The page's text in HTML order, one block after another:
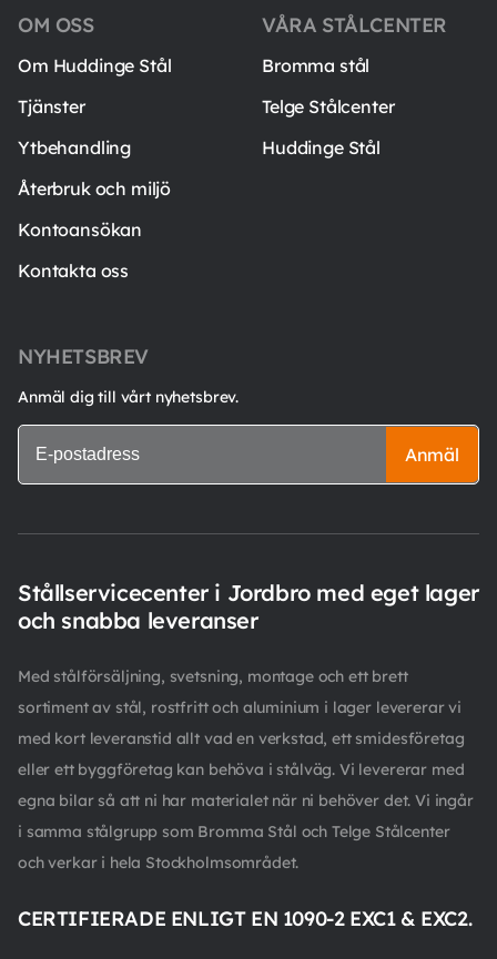
VÅRA STÅLCENTER
Bromma stål
Telge Stålcenter
Huddinge Stål
OM OSS
Om Huddinge Stål
Tjänster
Ytbehandling
Återbruk och miljö
Kontoansökan
Kontakta oss
NYHETSBREV
Anmäl dig till vårt nyhetsbrev.
Anmäl
Stållservicecenter i Jordbro med eget lager
och snabba leveranser
Med stålförsäljning, svetsning, montage och ett brett
sortiment av stål, rostfritt och aluminium i lager levererar vi
med kort leveranstid allt vad en verkstad, ett smidesföretag
eller ett byggföretag kan behöva i stålväg. Vi levererar med
egna bilar så att ni har materialet när ni behöver det. Vi ingår
i samma stålgrupp som Bromma Stål och Telge Stålcenter
och verkar i hela Stockholmsområdet.
CERTIFIERADE ENLIGT EN 1090-2 EXC1 & EXC2.